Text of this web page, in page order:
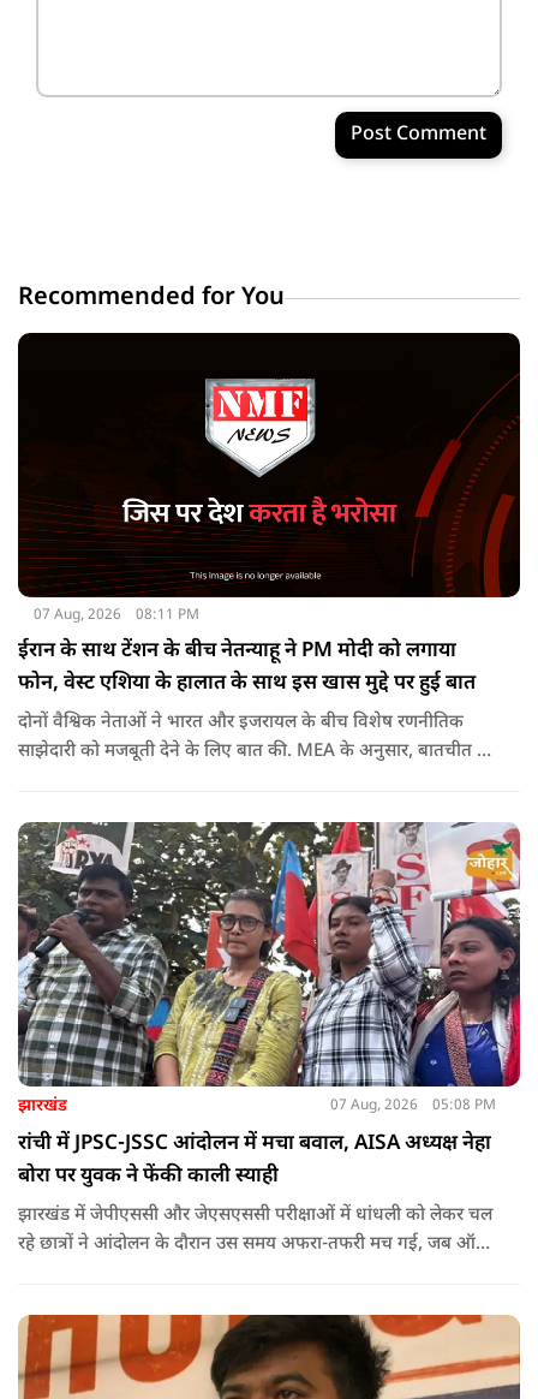
Post Comment
Recommended for You
07 Aug, 2026 08:11 PM
ईरान के साथ टेंशन के बीच नेतन्याहू ने PM मोदी को लगाया
फोन, वेस्ट एशिया के हालात के साथ इस खास मुद्दे पर हुई बात
दोनों वैश्विक नेताओं ने भारत और इजरायल के बीच विशेष रणनीतिक
साझेदारी को मजबूती देने के ल‍िए बात की. MEA के अनुसार, बातचीत की
झारखंड 07 Aug, 2026 05:08 PM
रांची में JPSC-JSSC आंदोलन में मचा बवाल, AISA अध्यक्ष नेहा
बोरा पर युवक ने फेंकी काली स्याही
झारखंड में जेपीएससी और जेएसएससी परीक्षाओं में धांधली को लेकर चल
रहे छात्रों ने आंदोलन के दौरान उस समय अफरा-तफरी मच गई, जब ऑल